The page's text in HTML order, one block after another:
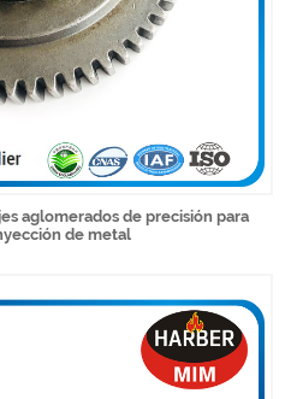
aglomerados de precisión para
de metal